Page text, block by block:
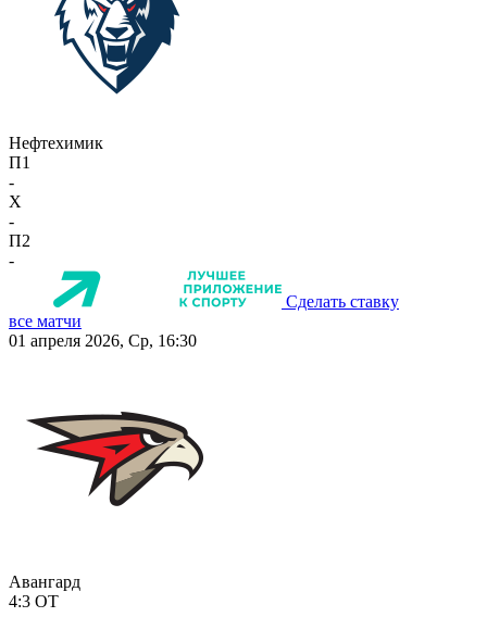
Нефтехимик
П1
-
X
-
П2
-
Сделать ставку
все матчи
01 апреля 2026, Ср, 16:30
Авангард
4:3 ОТ